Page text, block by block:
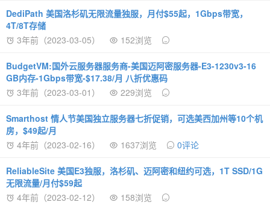
DediPath 美国洛杉矶无限流量独服，月付$55起，1Gbps带宽，
4T/8T存储
3年前（2023-03-05）
152浏览
BudgetVM:国外云服务器服务商-美国迈阿密服务器-E3-1230v3-16
GB内存-1Gbps带宽-$17.38/月 八折优惠码
3年前（2023-03-01）
229浏览
Smarthost 情人节美国独立服务器七折促销，可选美西加州等10个机
房，$49起/月
4年前（2023-02-16）
1637浏览 0评论
ReliableSite 美国E3独服，洛杉矶、迈阿密和纽约可选，1T SSD/1G
无限流量/月付$59起
4年前（2023-02-12）
158浏览